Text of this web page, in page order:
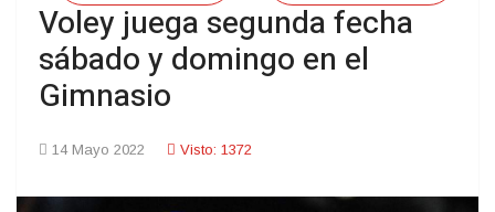
Voley juega segunda fecha
sábado y domingo en el
Gimnasio
14 Mayo 2022 Visto: 1372